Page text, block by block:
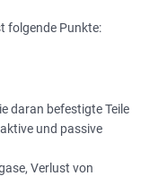
folgende Punkte:
daran befestigte Teile
und passive
Verlust von